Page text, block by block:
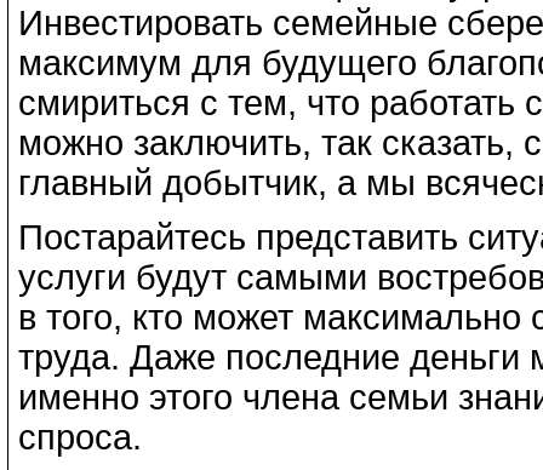
Инвестировать семейные
максимум для будущего
смириться с тем, что работать
можно заключить, так
главный добытчик, а мы
Постарайтесь представить
услуги будут самыми
в того, кто может максимально
труда. Даже последние деньги
именно этого члена семьи
спроса.